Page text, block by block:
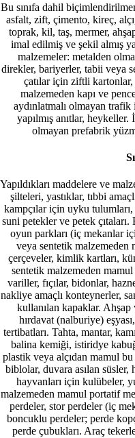
Bu sınıfa dahil
asfalt, zift, çimento, kireç,
toprak, kil, taş, mermer,
imal edilmiş ve şekil almış
malzemeler: metalden
direkler, bariyerler, tabii veya
çatılar için ziftli
malzemeden kapı ve
aydınlatmalı olmayan
yapılmış anıtlar,
olmayan prefabrik
Yapıldıkları maddelere ve
şilteleri, yastıklar, tıbbi
kampçılar için uyku
suni petekler ve petek
oyun parkları (iç mekanlar
veya sentetik malzemeden
çerçeveler, kimlik kartları,
sentetik malzemeden
variller, fıçılar, bidonlar,
nakliye amaçlı konteynerler,
kullanılan kapaklar.
hırdavat (nalburiye)
tertibatları. Tahta, mantar,
balina kemiği, istiridye
plastik veya alçıdan mamul bu
biblolar, duvara asılan süsler,
hayvanları için kulübeler,
malzemeden mamul portatif
perdeler, stor perdeler (iç
boncuklu perdeler; perde
perde çubukları. Araç